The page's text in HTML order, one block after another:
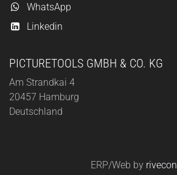
WhatsApp
Linkedin
PICTURETOOLS GMBH & CO. KG
Am Strandkai 4
20457 Hamburg
Deutschland
ERP/Web by rivecon